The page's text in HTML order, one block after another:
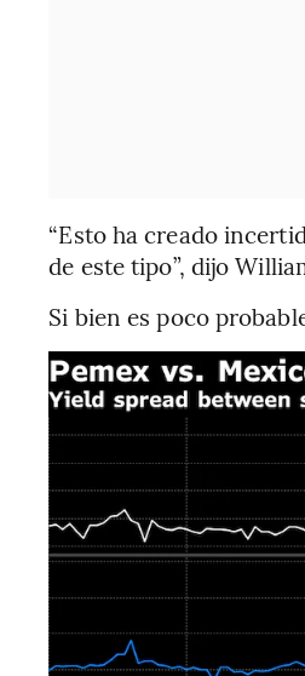
“Esto ha creado
de este tipo”, dijo
Si bien es poco